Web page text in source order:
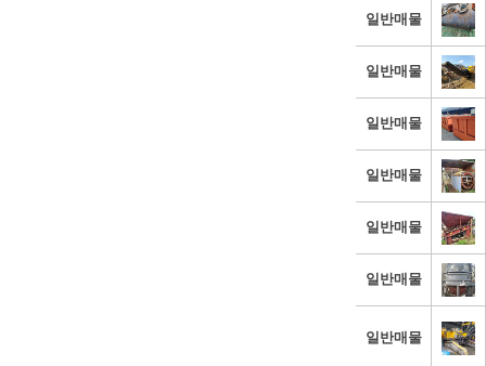
일반매물
일반매물
일반매물
일반매물
일반매물
일반매물
일반매물